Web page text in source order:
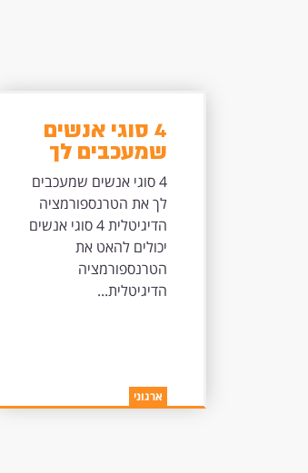
4 סוגי אנשים
שמעכבים לך
את
הטרנספורמציה
הדיגיטלית
4 סוגי אנשים שמעכבים
לך את הטרנספורמציה
הדיגיטלית 4 סוגי אנשים
יכולים להאט את
הטרנספורמציה
הדיגיטלית...
ארגוני